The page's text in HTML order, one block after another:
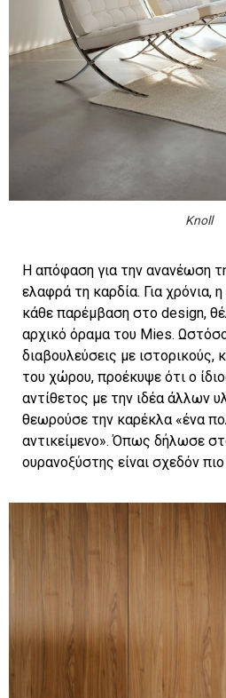
Knoll
Η απόφαση για την ανανέωση
ελαφρά τη καρδία. Για χρόνια,
κάθε παρέμβαση στο design,
αρχικό όραμα του Mies.
διαβουλεύσεις με ιστορικούς,
του χώρου, προέκυψε ότι ο
αντίθετος με την ιδέα άλλων
θεωρούσε την καρέκλα «ένα
αντικείμενο». Όπως δήλωσε
ουρανοξύστης είναι σχεδόν